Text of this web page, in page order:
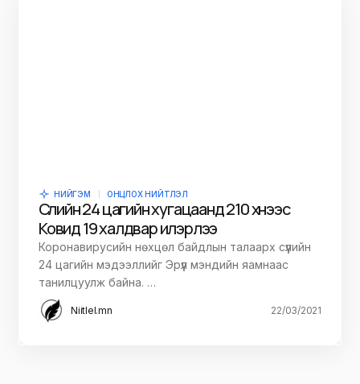
НИЙГЭМ ОНЦЛОХ НИЙТЛЭЛ
Сүүлийн 24 цагийн хугацаанд 210 хүнээс
Ковид 19 халдвар илэрлээ
Коронавирусийн нөхцөл байдлын талаарх сүүлийн
24 цагийн мэдээллийг Эрүүл мэндийн яамнаас
танилцуулж байна. …
Niitlel.mn 22/03/2021